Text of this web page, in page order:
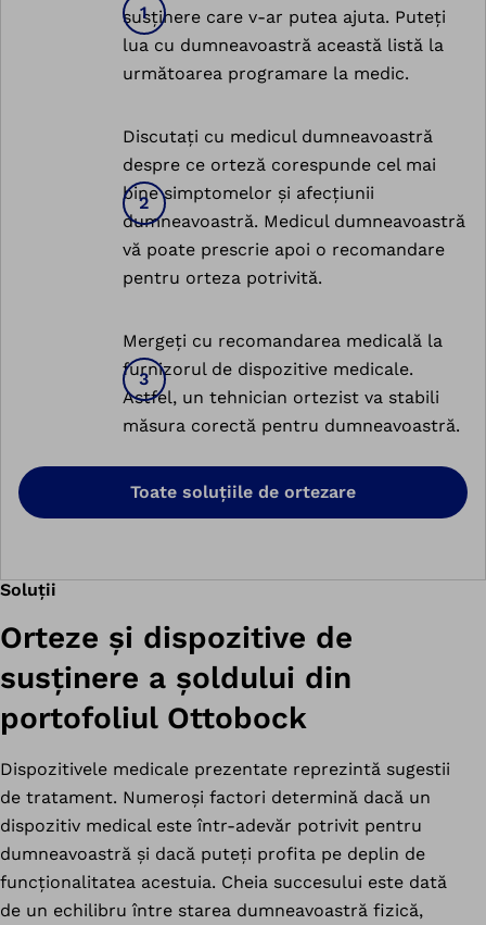
susținere care v-ar putea ajuta. Puteți
lua cu dumneavoastră această listă la
următoarea programare la medic.
Discutați cu medicul dumneavoastră
despre ce orteză corespunde cel mai
bine simptomelor și afecțiunii
dumneavoastră. Medicul dumneavoastră
vă poate prescrie apoi o recomandare
pentru orteza potrivită.
Mergeți cu recomandarea medicală la
furnizorul de dispozitive medicale.
Astfel, un tehnician ortezist va stabili
măsura corectă pentru dumneavoastră.
Toate soluțiile de ortezare
Soluții
Orteze și dispozitive de
susținere a șoldului din
portofoliul Ottobock
Dispozitivele medicale prezentate reprezintă sugestii
de tratament. Numeroși factori determină dacă un
dispozitiv medical este într-adevăr potrivit pentru
dumneavoastră și dacă puteți profita pe deplin de
funcționalitatea acestuia. Cheia succesului este dată
de un echilibru între starea dumneavoastră fizică,